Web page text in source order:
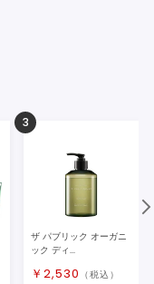
3
ザ パブリック オーガニ
ック ディ...
￥ 2,530 （税込）